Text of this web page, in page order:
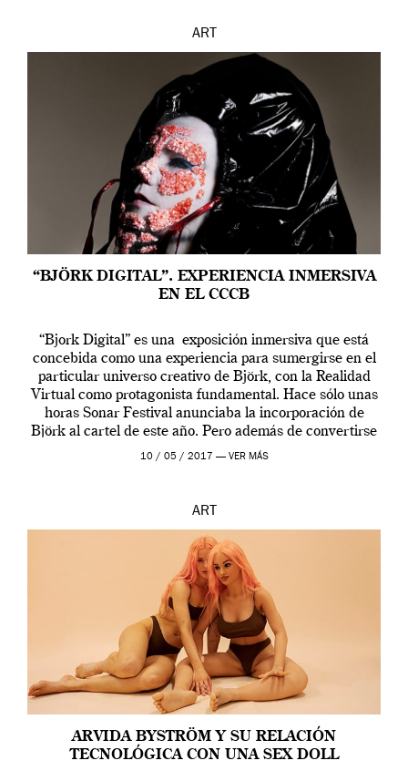
ART
“BJÖRK DIGITAL”. EXPERIENCIA INMERSIVA
EN EL CCCB
“Bjork Digital” es una exposición inmersiva que está
concebida como una experiencia para sumergirse en el
particular universo creativo de Björk, con la Realidad
Virtual como protagonista fundamental. Hace sólo unas
horas Sonar Festival anunciaba la incorporación de
Björk al cartel de este año. Pero además de convertirse
en una de las actuaciones más relevantes […]
10 / 05 / 2017 — VER MÁS
ART
ARVIDA BYSTRÖM Y SU RELACIÓN
TECNOLÓGICA CON UNA SEX DOLL